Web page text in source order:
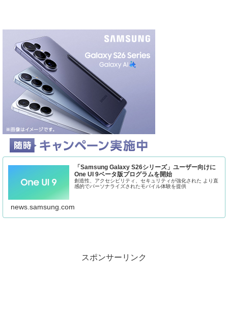
「Samsung Galaxy S26シリーズ」ユーザー向けに
One UI 9ベータ版プログラムを開始
創造性、アクセシビリティ、セキュリティが強化された より直
感的でパーソナライズされたモバイル体験を提供
news.samsung.com
スポンサーリンク